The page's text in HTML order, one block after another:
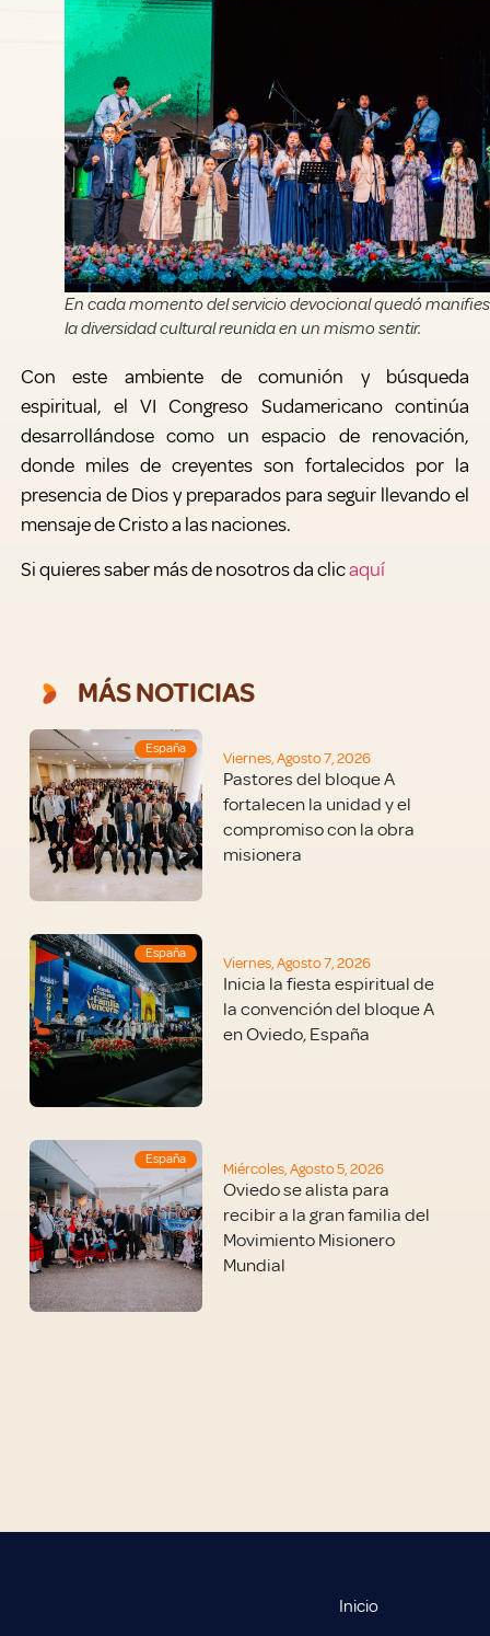
En cada momento del servicio devocional quedó
la diversidad cultural reunida en un mismo sentir.
Con este ambiente de comunión y búsqueda
espiritual, el VI Congreso Sudamericano continúa
desarrollándose como un espacio de renovación,
donde miles de creyentes son fortalecidos por la
presencia de Dios y preparados para seguir llevando el
mensaje de Cristo a las naciones.
Si quieres saber más de nosotros da clicaquí
MÁS NOTICIAS
España
Viernes, Agosto 7, 2026
Pastores del bloque A
fortalecen la unidad y el
compromiso con la obra
misionera
España
Viernes, Agosto 7, 2026
Inicia la fiesta espiritual de
la convención del bloque A
en Oviedo, España
España
Miércoles, Agosto 5, 2026
Oviedo se alista para
recibir a la gran familia del
Movimiento Misionero
Mundial
Inicio